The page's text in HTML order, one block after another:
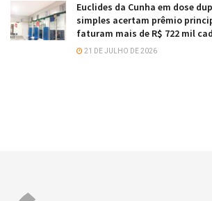
Euclides da Cunha em dose
simples acertam prêmio
faturam mais de R$ 722 mil
21 DE JULHO DE 2026